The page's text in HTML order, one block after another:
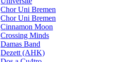
Chor Uni Bremen
Chor Uni Bremen
Cinnamon Moon
Crossing Minds
Damas Band
Dezett (AHK)